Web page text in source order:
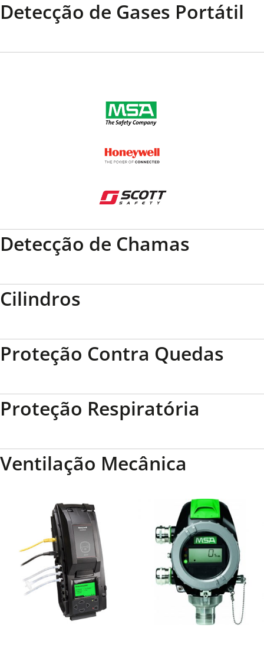
Detecção de Gases Portátil
Detecção de Chamas
Cilindros
Proteção Contra Quedas
Proteção Respiratória
Ventilação Mecânica